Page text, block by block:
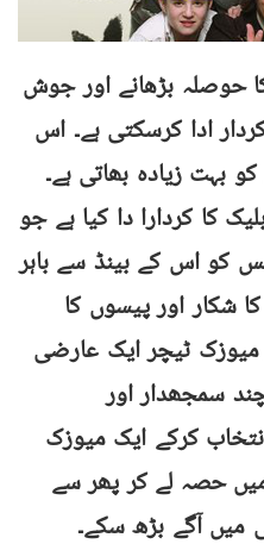
حوصلہ بڑھانے اور جوش
ادا کرسکتی ہے۔ اس
بہت زیادہ بھاتی ہے۔
کا کردارا دا کیا ہے جو
کو اس کے بینڈ سے باہر
شکار اور پیسوں کا
میوزک ٹیچر ایک عارضی
سمجھدار اور
کرکے ایک میوزک
میں حصہ لے کر پھر سے
میں آگے بڑھ سکے۔